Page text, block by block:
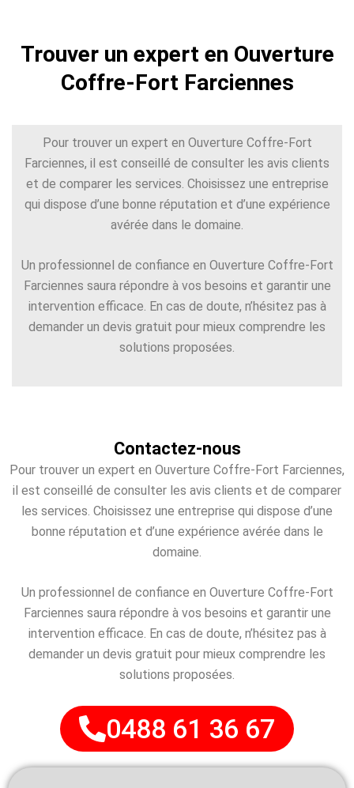
Trouver un expert en Ouverture
Coffre-Fort Farciennes
Pour trouver un expert en Ouverture Coffre-Fort
Farciennes, il est conseillé de consulter les avis clients
et de comparer les services. Choisissez une entreprise
qui dispose d’une bonne réputation et d’une expérience
avérée dans le domaine.
Un professionnel de confiance en Ouverture Coffre-Fort
Farciennes saura répondre à vos besoins et garantir une
intervention efficace. En cas de doute, n’hésitez pas à
demander un devis gratuit pour mieux comprendre les
solutions proposées.
Contactez-nous
Pour trouver un expert en Ouverture Coffre-Fort Farciennes,
il est conseillé de consulter les avis clients et de comparer
les services. Choisissez une entreprise qui dispose d’une
bonne réputation et d’une expérience avérée dans le
domaine.
Un professionnel de confiance en Ouverture Coffre-Fort
Farciennes saura répondre à vos besoins et garantir une
intervention efficace. En cas de doute, n’hésitez pas à
demander un devis gratuit pour mieux comprendre les
solutions proposées.
0488 61 36 67